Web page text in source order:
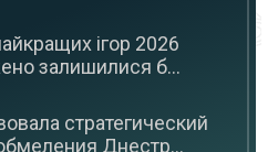
ігор 2026
залишилися б...
стратегический
Днестр...